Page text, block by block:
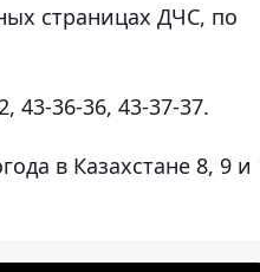
страницах ДЧС, по
43-36-36, 43-37-37.
в Казахстане 8, 9 и